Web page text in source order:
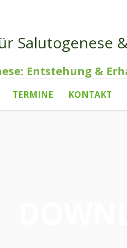
Salutogenese
Entstehung &
TERMINE KONTAKT